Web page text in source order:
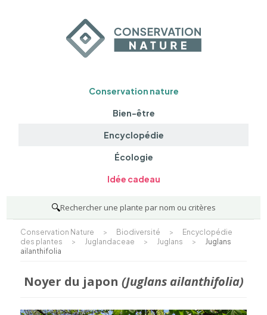
Conservation nature
Bien-être
Encyclopédie
Écologie
Idée cadeau
🔍Rechercher une plante par nom ou critères
Conservation Nature > Biodiversité >
Encyclopédie
des plantes
> Juglandaceae > Juglans >
Juglans
ailanthifolia
Noyer du japon (Juglans ailanthifolia)